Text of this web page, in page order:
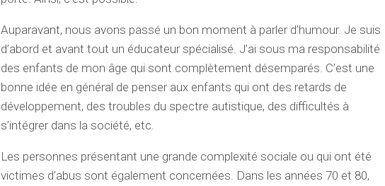
Auparavant, nous avons passé un bon moment à parler d’humour. Je suis
d’abord et avant tout un éducateur spécialisé. J’ai sous ma responsabilité
des enfants de mon âge qui sont complètement désemparés. C’est une
bonne idée en général de penser aux enfants qui ont des retards de
développement, des troubles du spectre autistique, des difficultés à
s’intégrer dans la société, etc.
Les personnes présentant une grande complexité sociale ou qui ont été
victimes d’abus sont également concernées. Dans les années 70 et 80,